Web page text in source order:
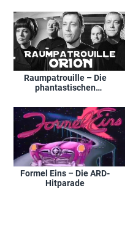
Raumpatrouille – Die
phantastischen
Raumschiffes Orion
Formel Eins – Die ARD-
Hitparade